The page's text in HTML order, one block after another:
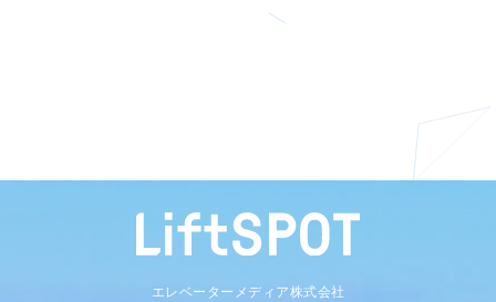
エレベーターメディア株式会社